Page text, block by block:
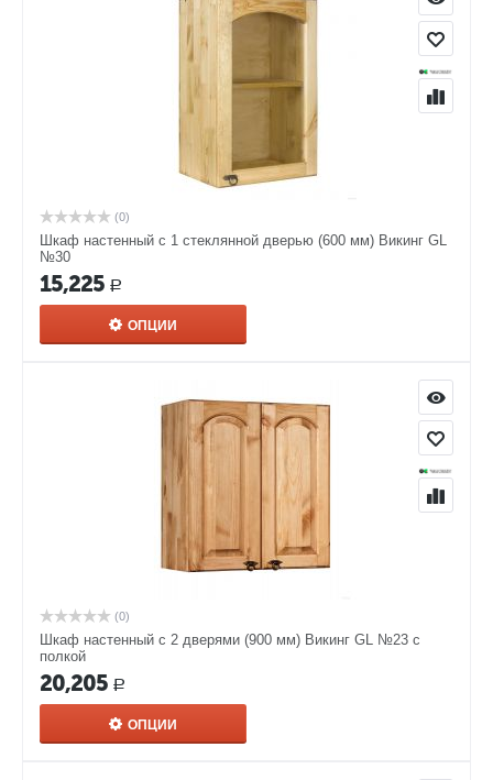
(0)
Шкаф настенный с 1 стеклянной дверью (600 мм) Викинг GL
№30
15,225 Р
ОПЦИИ
(0)
Шкаф настенный с 2 дверями (900 мм) Викинг GL №23 с
полкой
20,205 Р
ОПЦИИ